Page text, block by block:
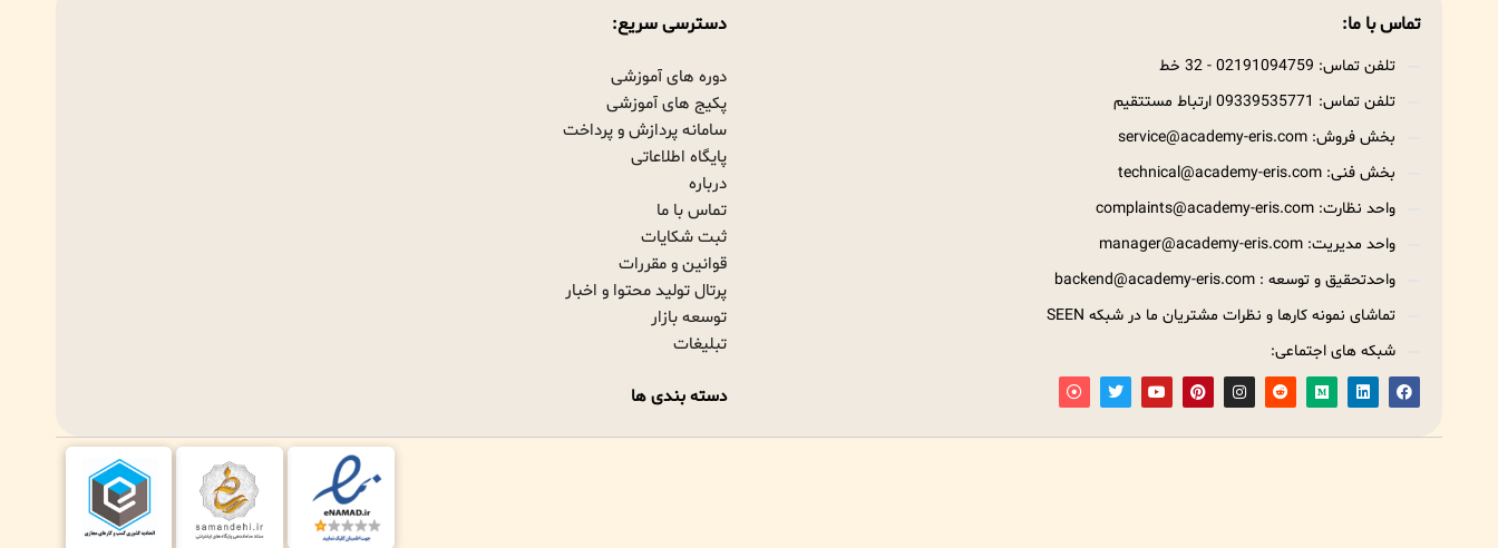
تماس با ما:
تلفن تماس: 02191094759 - 32 خط
تلفن تماس: 09339535771 ارتباط مستتقیم
بخش فروش: service@academy-eris.com
بخش فنی: technical@academy-eris.com
واحد نظارت: complaints@academy-eris.com
واحد مدیریت: manager@academy-eris.com
واحدتحقیق و توسعه : backend@academy-eris.com
تماشای نمونه کارها و نظرات مشتریان ما در شبکه SEEN
شبکه های اجتماعی:
دسترسی سریع:
دوره های آموزشی
پکیج های آموزشی
سامانه پردازش و پرداخت
پایگاه اطلاعاتی
درباره
تماس با ما
ثبت شکایات
قوانین و مقررات
پرتال تولید محتوا و اخبار
توسعه بازار
تبلیغات
دسته بندی ها